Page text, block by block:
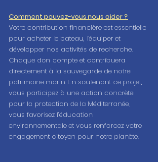
Comment pouvez-vous nous aider ?
Votre contribution financière est essentielle
pour acheter le bateau, l’équiper et
développer nos activités de recherche.
Chaque don compte et contribuera
directement à la sauvegarde de notre
patrimoine marin. En soutenant ce projet,
vous participez à une action concrète
pour la protection de la Méditerranée,
vous favorisez l’éducation
environnementale et vous renforcez votre
engagement citoyen pour notre planète.